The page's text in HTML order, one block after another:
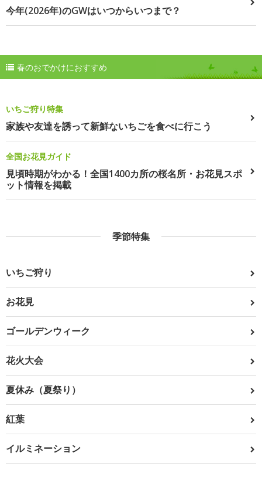
今年(2026年)のGWはいつからいつまで？
春のおでかけにおすすめ
いちご狩り特集
家族や友達を誘って新鮮ないちごを食べに行こう
全国お花見ガイド
見頃時期がわかる！全国1400カ所の桜名所・お花見スポ
ット情報を掲載
季節特集
いちご狩り
お花見
ゴールデンウィーク
花火大会
夏休み（夏祭り）
紅葉
イルミネーション